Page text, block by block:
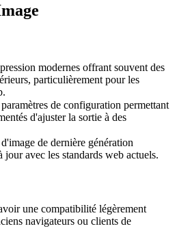
modernes offrant souvent des
particulièrement pour les
de configuration permettant
d'ajuster la sortie à des
de dernière génération
jour avec les standards web actuels.
une compatibilité légèrement
navigateurs ou clients de